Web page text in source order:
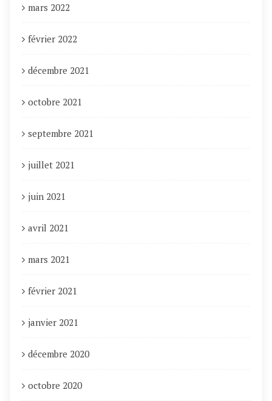
mars 2022
février 2022
décembre 2021
octobre 2021
septembre 2021
juillet 2021
juin 2021
avril 2021
mars 2021
février 2021
janvier 2021
décembre 2020
octobre 2020